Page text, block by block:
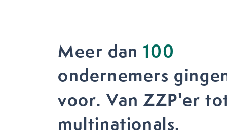
Meer dan100
ondernemers
voor. Van ZZP'er
multinationals.